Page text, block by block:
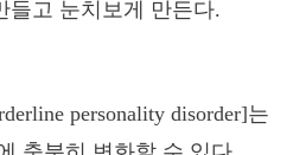
들고 눈치보게 만든다.